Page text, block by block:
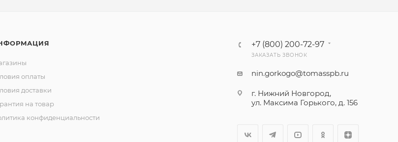
оплаты
доставки
на товар
конфиденциальности
+7 (800) 200-72-97
ЗАКАЗАТЬ ЗВОНОК
nin.gorkogo@tomasspb.ru
г. Нижний Новгород,
ул. Максима Горького, д. 156